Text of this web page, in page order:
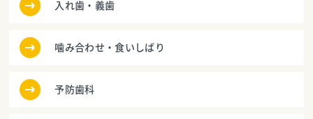
入れ歯・義歯
噛み合わせ・食いしばり
予防歯科